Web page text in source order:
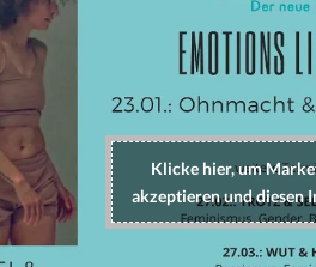
Klicke hier, um
akzeptieren und diesen